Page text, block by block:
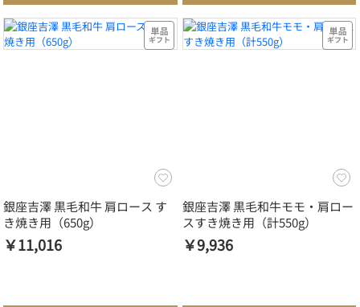
銀座吉澤 黒毛和牛 肩ロース す
き焼き用（650g）
￥11,016
銀座吉澤 黒毛和牛モモ・肩ロー
スすき焼き用（計550g）
￥9,936